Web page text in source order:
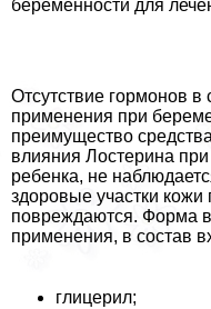
беременности для
Отсутствие гормонов в
применения при
преимущество
влияния Лостерина
ребенка, не
здоровые участки
повреждаются. Форма
применения, в состав
глицерил;